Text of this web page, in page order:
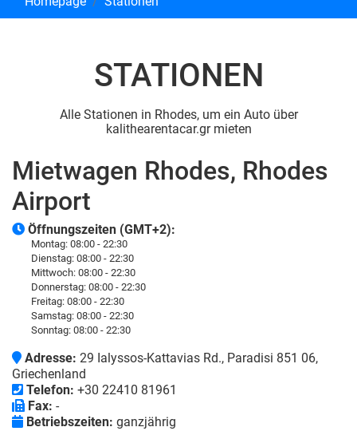
STATIONEN
Alle Stationen in Rhodes, um ein Auto über
kalithearentacar.gr mieten
Mietwagen Rhodes, Rhodes
Airport
Öffnungszeiten (GMT+2):
Montag: 08:00 - 22:30
Dienstag: 08:00 - 22:30
Mittwoch: 08:00 - 22:30
Donnerstag: 08:00 - 22:30
Freitag: 08:00 - 22:30
Samstag: 08:00 - 22:30
Sonntag: 08:00 - 22:30
Adresse: 29 Ialyssos-Kattavias Rd., Paradisi 851 06,
Griechenland
Telefon: +30 22410 81961
Fax: -
Betriebszeiten: ganzjährig